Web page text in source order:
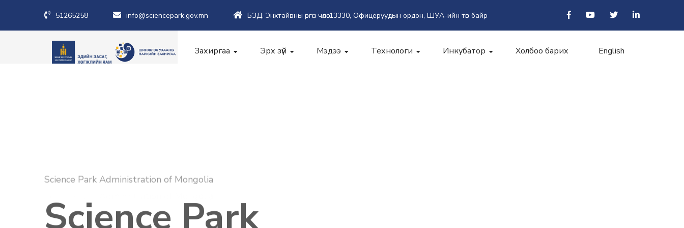
51265258 info@sciencepark.gov.mn БЗД, Энхтайвны өргөн чөлөө-13330, Офицеруудын ордон, ШУА-ийн төв байр
Захиргаа Эрх зүй Мэдээ Технологи Инкубатор Холбоо барих English
Science Park Administration of Mongolia
Science Park